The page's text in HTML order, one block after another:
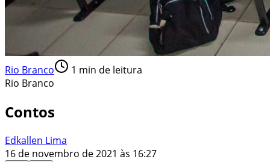
Rio Branco 1 min de leitura
Rio Branco
Contos
Edkallen Lima
16 de novembro de 2021 às 16:27